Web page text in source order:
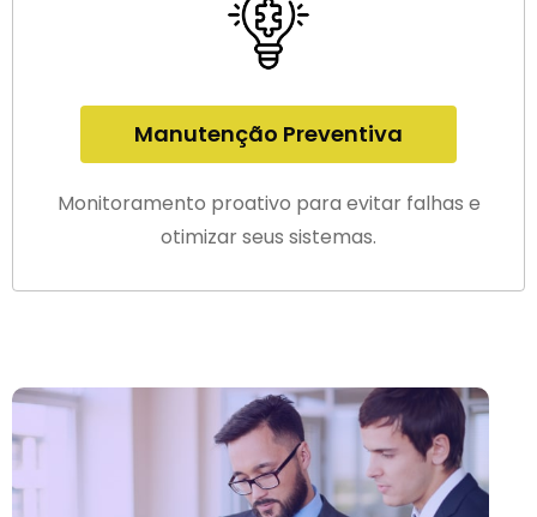
Manutenção Preventiva
Monitoramento proativo para evitar falhas e
otimizar seus sistemas.